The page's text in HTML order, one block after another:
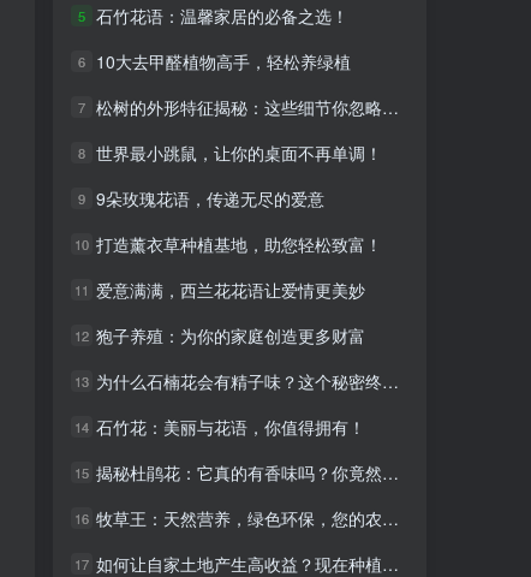
5 石竹花语：温馨家居的必备之选！
6 10大去甲醛植物高手，轻松养绿植
7 松树的外形特征揭秘：这些细节你忽略了？
8 世界最小跳鼠，让你的桌面不再单调！
9 9朵玫瑰花语，传递无尽的爱意
10 打造薰衣草种植基地，助您轻松致富！
11 爱意满满，西兰花花语让爱情更美妙
12 狍子养殖：为你的家庭创造更多财富
13 为什么石楠花会有精子味？这个秘密终于被揭示了
14 石竹花：美丽与花语，你值得拥有！
15 揭秘杜鹃花：它真的有香味吗？你竟然错过了这个秘密！
16 牧草王：天然营养，绿色环保，您的农场必备！
17 如何让自家土地产生高收益？现在种植这些水果最赚钱！
5 石竹花语：温馨家居的必备之选！
6 10大去甲醛植物高手，轻松养绿植
7 松树的外形特征揭秘：这些细节你忽略了？
8 世界最小跳鼠，让你的桌面不再单调！
9 9朵玫瑰花语，传递无尽的爱意
10 打造薰衣草种植基地，助您轻松致富！
11 爱意满满，西兰花花语让爱情更美妙
12 狍子养殖：为你的家庭创造更多财富
13 为什么石楠花会有精子味？这个秘密终于被揭示了
14 石竹花：美丽与花语，你值得拥有！
15 揭秘杜鹃花：它真的有香味吗？你竟然错过了这个秘密！
16 牧草王：天然营养，绿色环保，您的农场必备！
17 如何让自家土地产生高收益？现在种植这些水果最赚钱！